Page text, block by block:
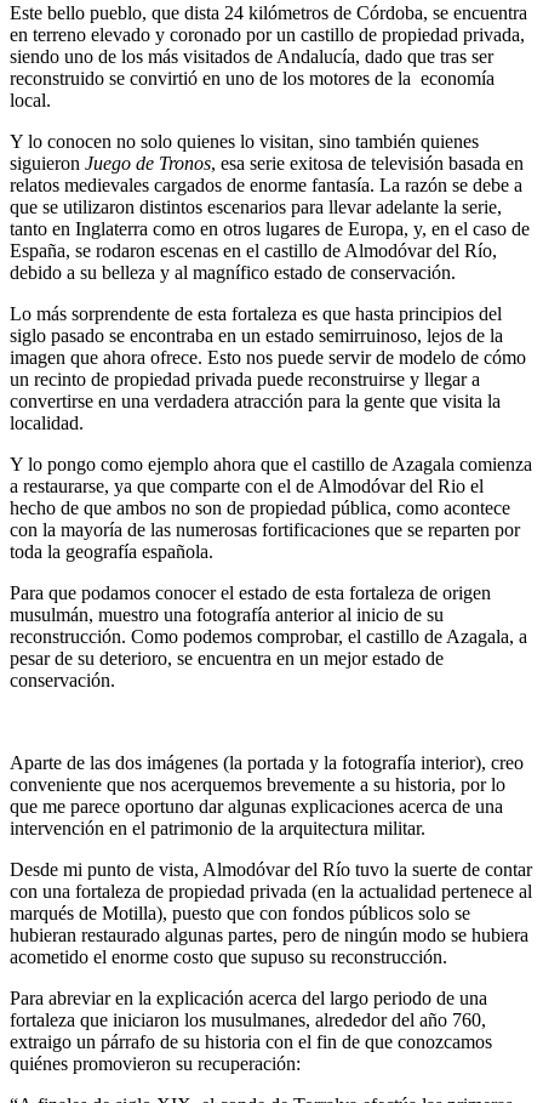
Este bello pueblo, que dista 24 kilómetros de Córdoba, se encuentra
en terreno elevado y coronado por un castillo de propiedad privada,
siendo uno de los más visitados de Andalucía, dado que tras ser
reconstruido se convirtió en uno de los motores de la economía
local.
Y lo conocen no solo quienes lo visitan, sino también quienes
siguieron Juego de Tronos, esa serie exitosa de televisión basada en
relatos medievales cargados de enorme fantasía. La razón se debe a
que se utilizaron distintos escenarios para llevar adelante la serie,
tanto en Inglaterra como en otros lugares de Europa, y, en el caso de
España, se rodaron escenas en el castillo de Almodóvar del Río,
debido a su belleza y al magnífico estado de conservación.
Lo más sorprendente de esta fortaleza es que hasta principios del
siglo pasado se encontraba en un estado semirruinoso, lejos de la
imagen que ahora ofrece. Esto nos puede servir de modelo de cómo
un recinto de propiedad privada puede reconstruirse y llegar a
convertirse en una verdadera atracción para la gente que visita la
localidad.
Y lo pongo como ejemplo ahora que el castillo de Azagala comienza
a restaurarse, ya que comparte con el de Almodóvar del Rio el
hecho de que ambos no son de propiedad pública, como acontece
con la mayoría de las numerosas fortificaciones que se reparten por
toda la geografía española.
Para que podamos conocer el estado de esta fortaleza de origen
musulmán, muestro una fotografía anterior al inicio de su
reconstrucción. Como podemos comprobar, el castillo de Azagala, a
pesar de su deterioro, se encuentra en un mejor estado de
conservación.
Aparte de las dos imágenes (la portada y la fotografía interior), creo
conveniente que nos acerquemos brevemente a su historia, por lo
que me parece oportuno dar algunas explicaciones acerca de una
intervención en el patrimonio de la arquitectura militar.
Desde mi punto de vista, Almodóvar del Río tuvo la suerte de contar
con una fortaleza de propiedad privada (en la actualidad pertenece al
marqués de Motilla), puesto que con fondos públicos solo se
hubieran restaurado algunas partes, pero de ningún modo se hubiera
acometido el enorme costo que supuso su reconstrucción.
Para abreviar en la explicación acerca del largo periodo de una
fortaleza que iniciaron los musulmanes, alrededor del año 760,
extraigo un párrafo de su historia con el fin de que conozcamos
quiénes promovieron su recuperación: